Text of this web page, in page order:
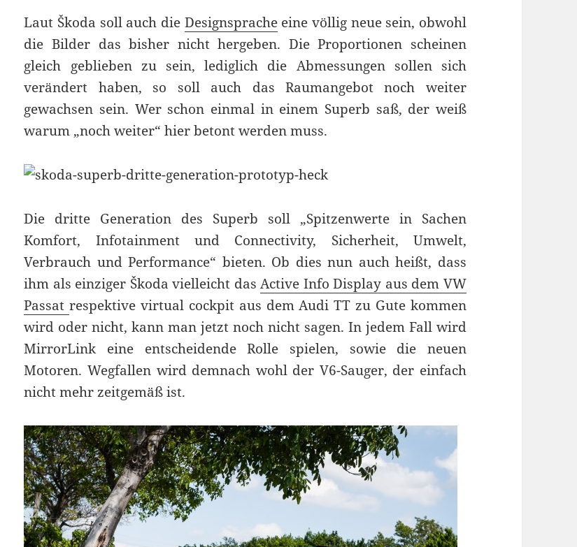
Laut Škoda soll auch die Designspracheeine völlig neue sein, obwohl
die Bilder das bisher nicht hergeben. Die Proportionen scheinen
gleich geblieben zu sein, lediglich die Abmessungen sollen sich
verändert haben, so soll auch das Raumangebot noch weiter
gewachsen sein. Wer schon einmal in einem Superb saß, der weiß
warum „noch weiter“ hier betont werden muss.
Die dritte Generation des Superb soll „Spitzenwerte in Sachen
Komfort, Infotainment und Connectivity, Sicherheit, Umwelt,
Verbrauch und Performance“ bieten. Ob dies nun auch heißt, dass
ihm als einziger Škoda vielleicht dasActive Info Display aus dem VW
Passatrespektive virtual cockpit aus dem Audi TT zu Gute kommen
wird oder nicht, kann man jetzt noch nicht sagen. In jedem Fall wird
MirrorLink eine entscheidende Rolle spielen, sowie die neuen
Motoren. Wegfallen wird demnach wohl der V6-Sauger, der einfach
nicht mehr zeitgemäß ist.